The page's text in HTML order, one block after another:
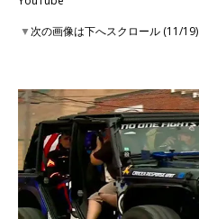
▼次の画像は下へスクロール (11/19)